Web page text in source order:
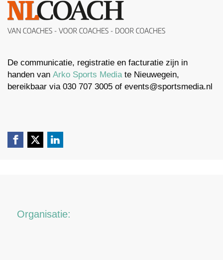
De communicatie, registratie en facturatie zijn in
handen van Arko Sports Mediate Nieuwegein,
bereikbaar via 030 707 3005 of events@sportsmedia.nl
Organisatie: